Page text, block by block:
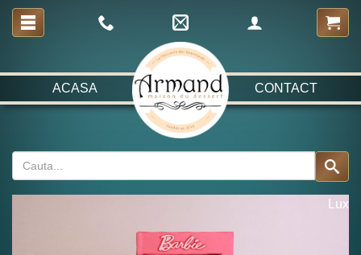
ACASA CONTACT
Lux